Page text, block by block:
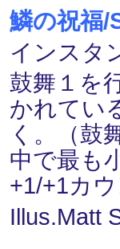
鱗の祝福/
インスタ
鼓舞１を
かれてい
く。（鼓
中で最も
+1/+1カ
Illus.Matt